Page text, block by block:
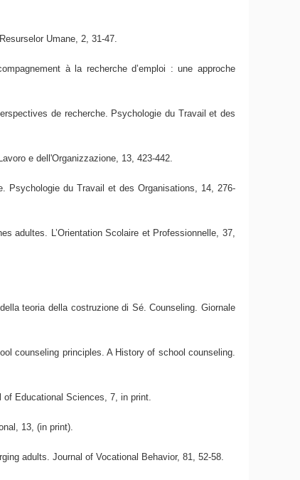
Umane, 2, 31-47.
à la recherche d’emploi : une approche
de recherche. Psychologie du Travail et des
e dell'Organizzazione, 13, 423-442.
Psychologie du Travail et des Organisations, 14, 276-
adultes. L’Orientation Scolaire et Professionnelle, 37,
teoria della costruzione di Sé. Counseling. Giornale
counseling principles. A History of school counseling.
Educational Sciences, 7, in print.
13, (in print).
adults. Journal of Vocational Behavior, 81, 52-58.